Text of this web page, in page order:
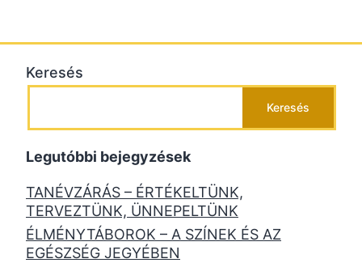
Keresés
Keresés
Legutóbbi bejegyzések
TANÉVZÁRÁS – ÉRTÉKELTÜNK,
TERVEZTÜNK, ÜNNEPELTÜNK
ÉLMÉNYTÁBOROK – A SZÍNEK ÉS AZ
EGÉSZSÉG JEGYÉBEN